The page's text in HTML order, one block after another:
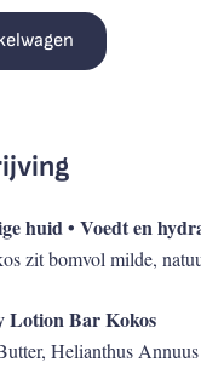
huid • Voedt en
zit bomvol milde,
Lotion Bar Kokos
Helianthus